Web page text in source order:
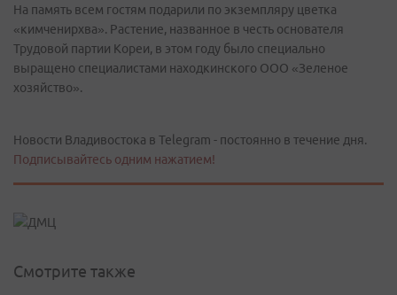
На память всем гостям подарили по экземпляру цветка
«кимченирхва». Растение, названное в честь основателя
Трудовой партии Кореи, в этом году было специально
выращено специалистами находкинского ООО «Зеленое
хозяйство».
Новости Владивостока в Telegram - постоянно в течение дня.
Подписывайтесь одним нажатием!
Смотрите также